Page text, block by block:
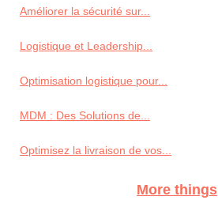
Améliorer la sécurité sur...
Logistique et Leadership...
Optimisation logistique pour...
MDM : Des Solutions de...
Optimisez la livraison de vos...
More things